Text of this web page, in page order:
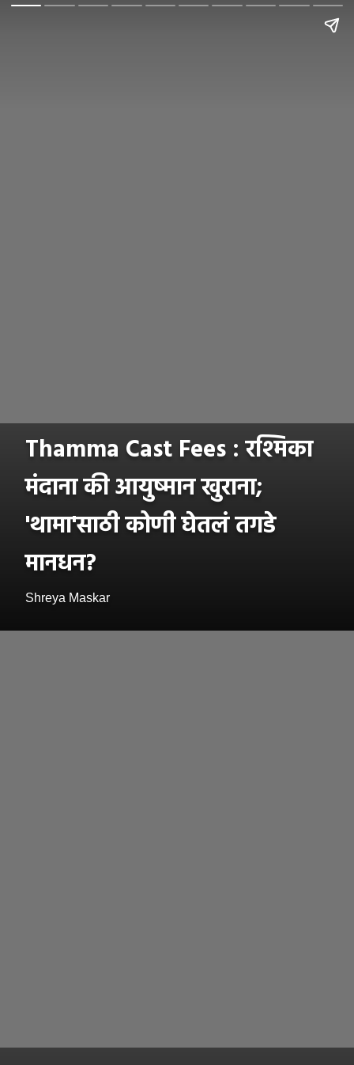
Thamma Cast Fees : रश्मिका
मंदाना की आयुष्मान खुराना;
'थामा'साठी कोणी घेतलं तगडे
मानधन?
Shreya Maskar